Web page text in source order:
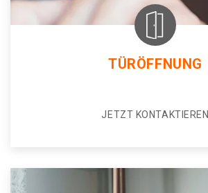
TÜRÖFFNUNG
JETZT KONTAKTIEREN